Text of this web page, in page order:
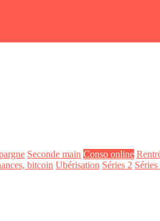
Seconde main Conso online
bitcoin Ubérisation Séries 2 Séries